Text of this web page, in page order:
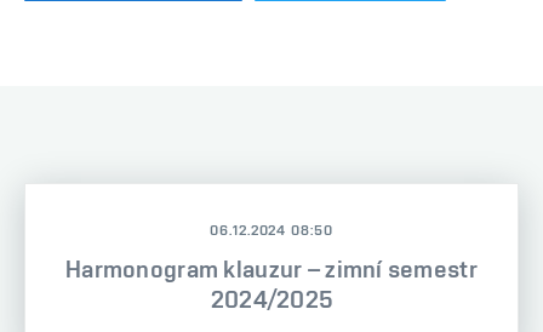
06.12.2024 08:50
Harmonogram klauzur – zimní semestr
2024/2025